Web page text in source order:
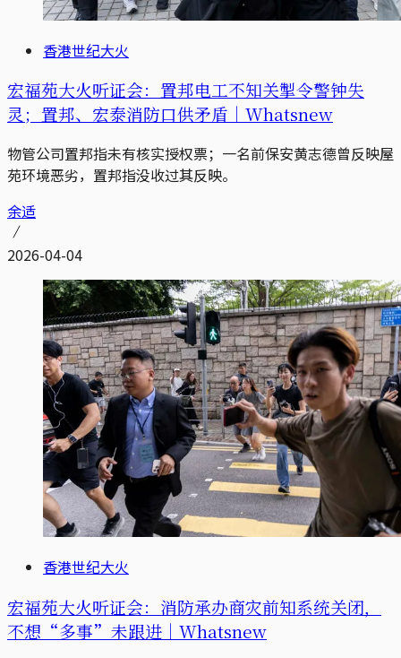
香港世纪大火
宏福苑大火听证会：置邦电工不知关掣令警钟失
灵；置邦、宏泰消防口供矛盾｜Whatsnew
物管公司置邦指未有核实授权票；一名前保安黄志德曾反映屋
苑环境恶劣，置邦指没收过其反映。
余适
2026-04-04
香港世纪大火
宏福苑大火听证会：消防承办商灾前知系统关闭，
不想“多事”未跟进｜Whatsnew